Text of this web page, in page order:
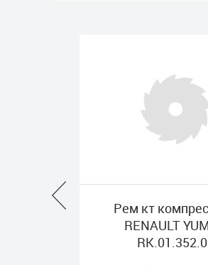
Рем кт компрессора
RENAULT YUMAK
RK.01.352.05